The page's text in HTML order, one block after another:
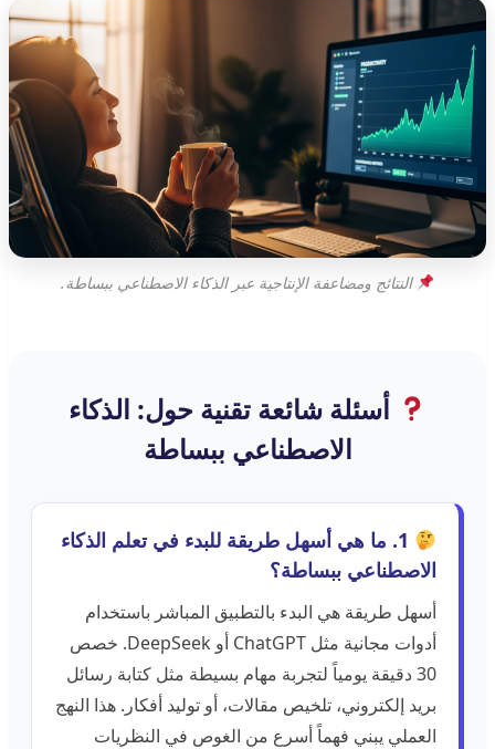
النتائج ومضاعفة الإنتاجية عبر الذكاء الاصطناعي ببساطة.
أسئلة شائعة تقنية حول: الذكاء
الاصطناعي ببساطة
1. ما هي أسهل طريقة للبدء في تعلم الذكاء
الاصطناعي ببساطة؟
أسهل طريقة هي البدء بالتطبيق المباشر باستخدام
أدوات مجانية مثل ChatGPT أو DeepSeek. خصص
30 دقيقة يومياً لتجربة مهام بسيطة مثل كتابة رسائل
بريد إلكتروني، تلخيص مقالات، أو توليد أفكار. هذا النهج
العملي يبني فهماً أسرع من الغوص في النظريات